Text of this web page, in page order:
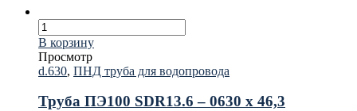
В корзину
Просмотр
d.630, ПНД труба для водопровода
Труба ПЭ100 SDR13.6 – 0630 х 46,3